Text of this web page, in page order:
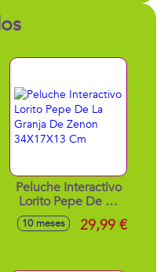
Peluche Interactivo
Lorito Pepe De La
Granja De Zenon
34X17X13 Cm
10 meses 29,99 €